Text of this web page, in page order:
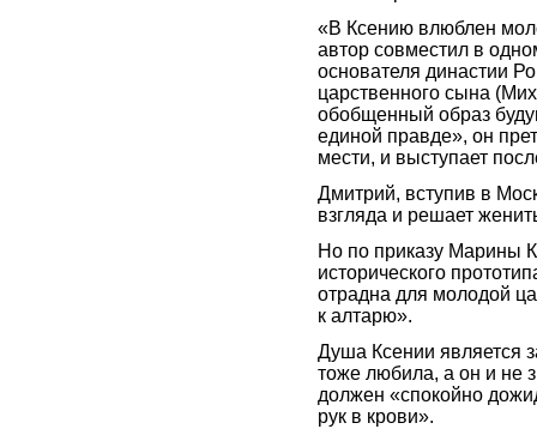
«В Ксению влюблен
автор совместил в
основателя династии
царственного сына
обобщенный образ
единой правде», он
мести, и выступает
Дмитрий, вступив в
взгляда и решает
Но по приказу Марины
исторического
отрадна для молодой
к алтарю».
Душа Ксении является
тоже любила, а он и не
должен «спокойно
рук в крови».